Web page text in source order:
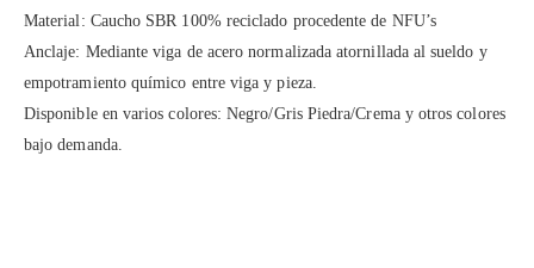
Material: Caucho SBR 100% reciclado procedente de NFU’s
Anclaje: Mediante viga de acero normalizada atornillada al sueldo y
empotramiento químico entre viga y pieza.
Disponible en varios colores: Negro/Gris Piedra/Crema y otros colores
bajo demanda.